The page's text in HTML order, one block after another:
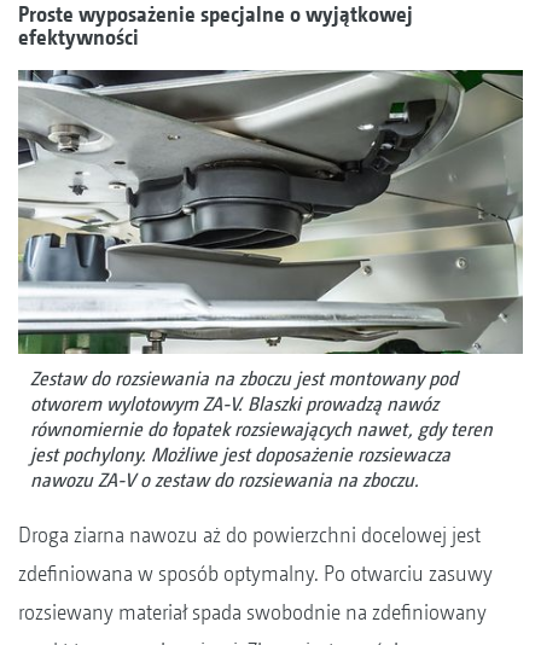
Proste wyposażenie specjalne o wyjątkowej
efektywności
Zestaw do rozsiewania na zboczu jest montowany pod
otworem wylotowym ZA-V. Blaszki prowadzą nawóz
równomiernie do łopatek rozsiewających nawet, gdy teren
jest pochylony. Możliwe jest doposażenie rozsiewacza
nawozu ZA-V o zestaw do rozsiewania na zboczu.
Droga ziarna nawozu aż do powierzchni docelowej jest
zdefiniowana w sposób optymalny. Po otwarciu zasuwy
rozsiewany materiał spada swobodnie na zdefiniowany